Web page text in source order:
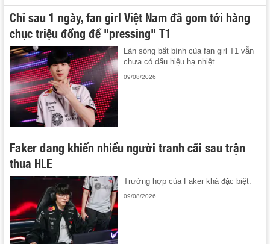
Chỉ sau 1 ngày, fan girl Việt Nam đã gom tới hàng
chục triệu đồng để "pressing" T1
Làn sóng bất bình của fan girl T1 vẫn
chưa có dấu hiệu hạ nhiệt.
09/08/2026
Faker đang khiến nhiều người tranh cãi sau trận
thua HLE
Trường hợp của Faker khá đặc biệt.
09/08/2026